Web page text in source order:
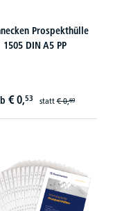
Prospekthülle
1505 DIN A5 PP
€ 0,53 statt€ 0,69